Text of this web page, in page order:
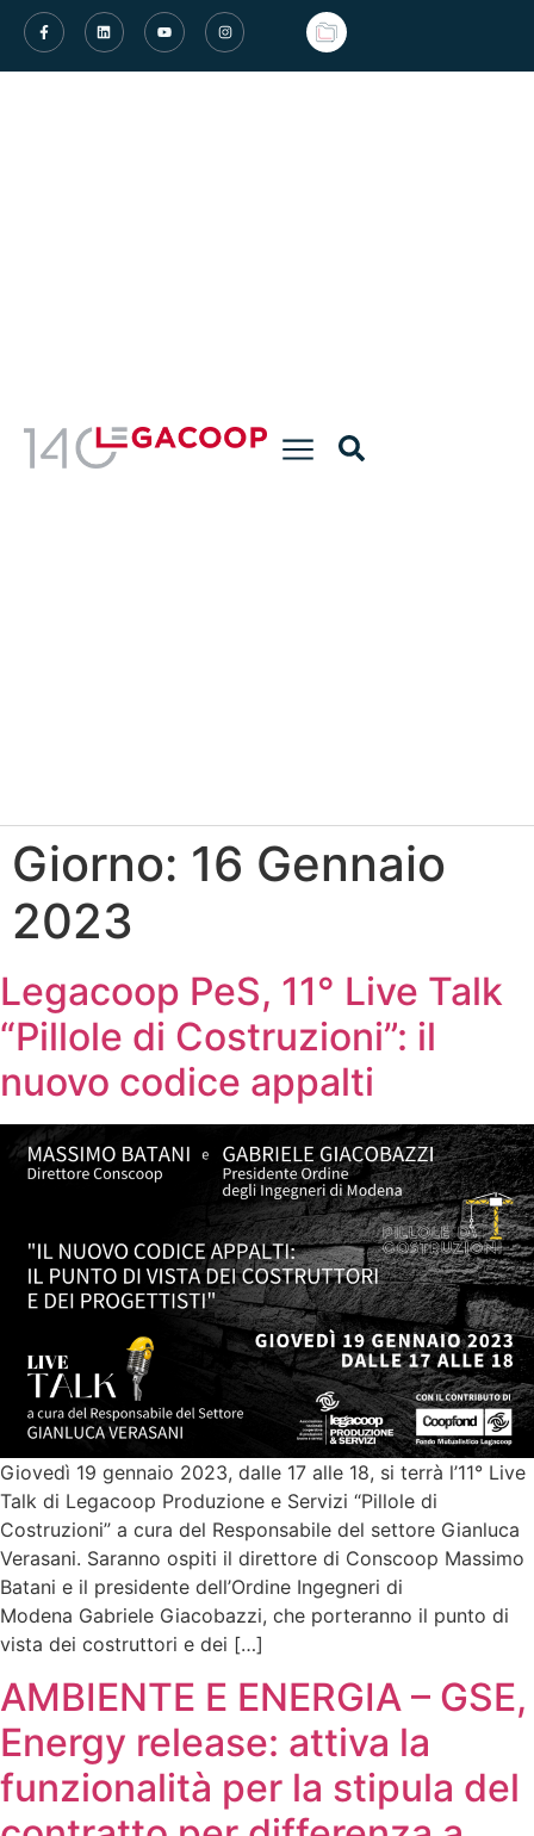
Giorno: 16 Gennaio
2023
Legacoop PeS, 11° Live Talk
“Pillole di Costruzioni”: il
nuovo codice appalti
Giovedì 19 gennaio 2023, dalle 17 alle 18, si terrà l’11° Live
Talk di Legacoop Produzione e Servizi “Pillole di
Costruzioni” a cura del Responsabile del settore Gianluca
Verasani. Saranno ospiti il direttore di Conscoop Massimo
Batani e il presidente dell’Ordine Ingegneri di
Modena Gabriele Giacobazzi, che porteranno il punto di
vista dei costruttori e dei […]
AMBIENTE E ENERGIA – GSE,
Energy release: attiva la
funzionalità per la stipula del